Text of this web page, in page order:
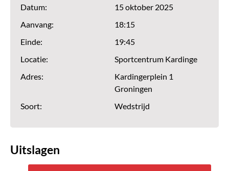
Datum:
15 oktober 2025
Aanvang:
18:15
Einde:
19:45
Locatie:
Sportcentrum Kardinge
Adres:
Kardingerplein 1
Groningen
Soort:
Wedstrijd
Uitslagen